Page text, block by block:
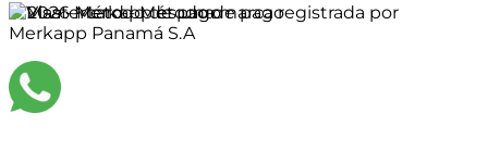
©2026Merkapp es una marca registrada por
Merkapp Panamá S.A